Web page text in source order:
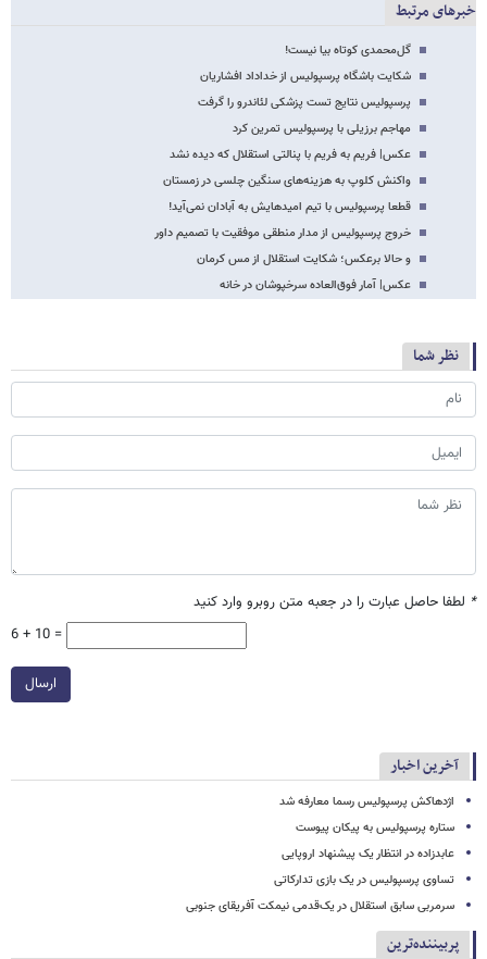
خبرهای مرتبط
گل‌محمدی کوتاه بیا نیست!
شکایت باشگاه پرسپولیس از خداداد افشاریان
پرسپولیس نتایج تست پزشکی لئاندرو را گرفت
مهاجم برزیلی با پرسپولیس تمرین کرد
عکس| فریم به فریم با پنالتی استقلال که دیده نشد
واکنش کلوپ به هزینه‌های سنگین چلسی در زمستان
قطعا پرسپولیس با تیم امیدهایش به آبادان نمی‌آید!
خروج پرسپولیس از مدار منطقی موفقیت با تصمیم داور
و حالا برعکس؛ شکایت استقلال از مس کرمان
عکس| آمار فوق‌العاده سرخپوشان در خانه
نظر شما
* لطفا حاصل عبارت را در جعبه متن روبرو وارد کنید
6 + 10 =
ارسال
آخرین اخبار
اژدهاکش پرسپولیس رسما معارفه شد
ستاره پرسپولیس به پیکان پیوست
عابدزاده در انتظار یک پیشنهاد اروپایی
تساوی پرسپولیس در یک بازی تدارکاتی
سرمربی سابق استقلال در یک‌قدمی نیمکت آفریقای جنوبی
پربیننده‌ترین